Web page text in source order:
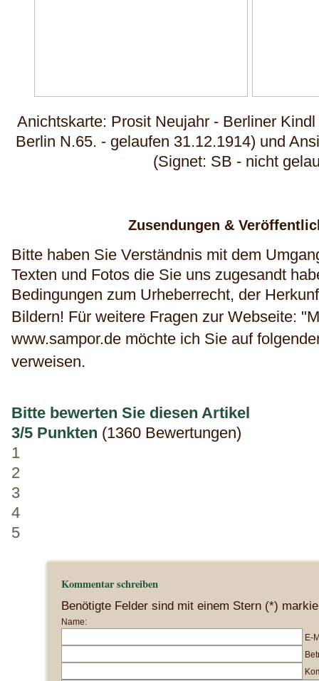
Anichtskarte: Prosit Neujahr - Berliner
Berlin N.65. - gelaufen 31.12.1914) und
(Signet: SB - nicht
Zusendungen &
Bitte haben Sie Verständnis mit dem
Texten und Fotos die Sie uns zugesandt
Bedingungen zum Urheberrecht, der
Bildern! Für weitere Fragen zur Webseite:
www.sampor.de möchte ich Sie auf
verweisen.
Bitte bewerten Sie diesen Artikel
3/5 Punkten (1360 Bewertungen)
1
2
3
4
5
Kommentar schreiben
Benötigte Felder sind mit einem Stern (*)
Name:
E-